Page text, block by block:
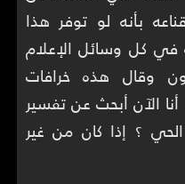
بأنه لو توفر هذا
كل وسائل الإعلام
وقال هذه خرافات
الآن أبحث عن تفسير
؟ إذا كان من غير